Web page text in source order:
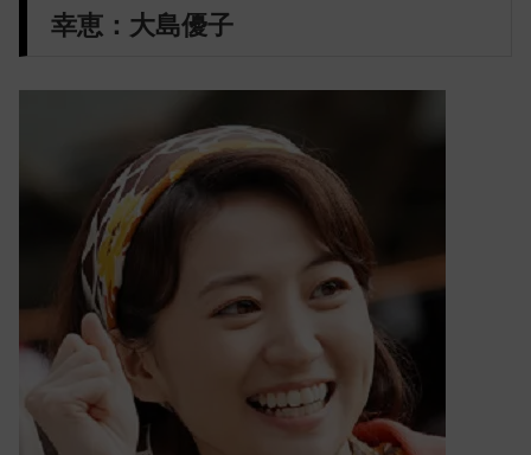
幸恵：大島優子